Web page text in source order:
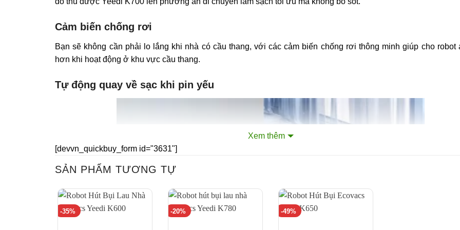
Cảm biến chống rơi
Bạn sẽ không cần phải lo lắng khi nhà có cầu thang, với các cảm biến chống rơi thông minh giúp cho robot
hơn khi hoạt động ở khu vực cầu thang.
Tự động quay về sạc khi pin yếu
Xem thêm
[devvn_quickbuy_form id="3631"]
SẢN PHẨM TƯƠNG TỰ
-35% -20% -49%